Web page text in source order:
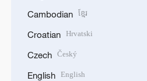
Cambodian ខ្មែរ
Croatian Hrvatski
Czech Český
English English